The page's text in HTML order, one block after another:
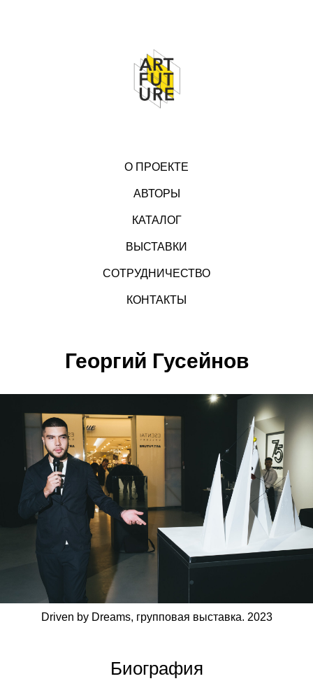
О ПРОЕКТЕ
АВТОРЫ
КАТАЛОГ
ВЫСТАВКИ
СОТРУДНИЧЕСТВО
КОНТАКТЫ
Георгий Гусейнов
Driven by Dreams, групповая выставка. 2023
Биография